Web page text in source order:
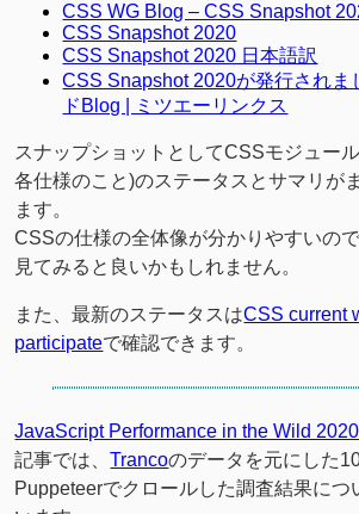
CSS WG Blog – CSS Snapshot
CSS Snapshot 2020
CSS Snapshot 2020 日本語訳
CSS Snapshot 2020が発行されま
ドBlog | ミツエーリンクス
スナップショットとしてCSSモジュー
各仕様のこと)のステータスとサマリが
ます。
CSSの仕様の全体像が分かりやすいの
見てみると良いかもしれません。
また、最新のステータスはCSS current
participateで確認できます。
JavaScript Performance in the Wild
記事では、Trancoのデータを元にした
Puppeteerでクロールした調査結果につ